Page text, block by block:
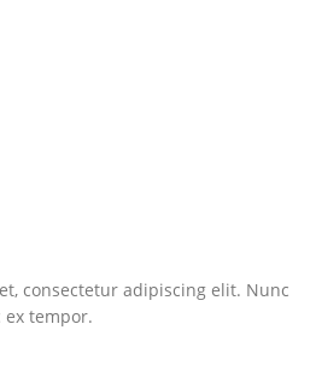
consectetur adipiscing elit. Nunc
tempor.